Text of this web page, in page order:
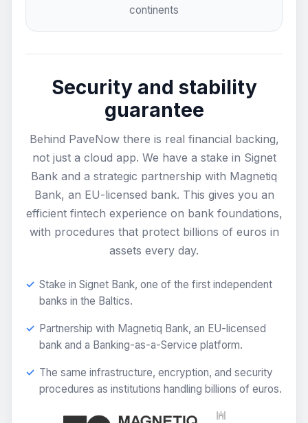
continents
Security and stability
guarantee
Behind PaveNow there is real financial backing,
not just a cloud app. We have a stake in Signet
Bank and a strategic partnership with Magnetiq
Bank, an EU-licensed bank. This gives you an
efficient fintech experience on bank foundations,
with procedures that protect billions of euros in
assets every day.
Stake in Signet Bank, one of the first independent
banks in the Baltics.
Partnership with Magnetiq Bank, an EU-licensed
bank and a Banking-as-a-Service platform.
The same infrastructure, encryption, and security
procedures as institutions handling billions of euros.